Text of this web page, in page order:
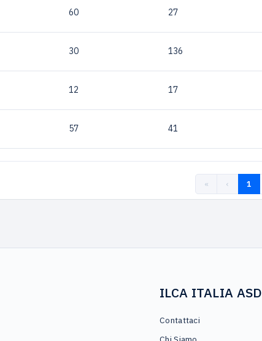
60 27
30 136
12 17
57 41
« ‹ 1
ILCA ITALIA ASD
Contattaci